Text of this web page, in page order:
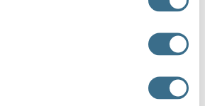
sa clôture hier
(manger)